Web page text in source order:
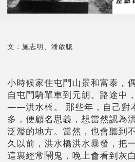
文：施志明、潘啟聰
小時候家住屯門山景和富泰，
自屯門騎單車到元朗。路途中
——洪水橋。 那些年，自己對
多，便顧名思義，想當然認為
泛濫的地方。當然，也會聽到
久以前，洪水橋洪水暴發，把
這裏經常鬧鬼，晚上會看到灰